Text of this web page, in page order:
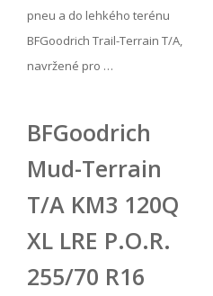
pneu a do lehkého terénu
BFGoodrich Trail-Terrain T/A,
navržené pro …
BFGoodrich
Mud-Terrain
T/A KM3 120Q
XL LRE P.O.R.
255/70 R16